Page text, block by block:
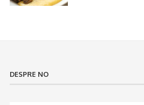
DESPRE NO